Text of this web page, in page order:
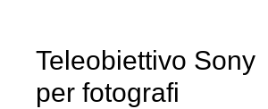
Teleobiettivo Sony
per fotografi